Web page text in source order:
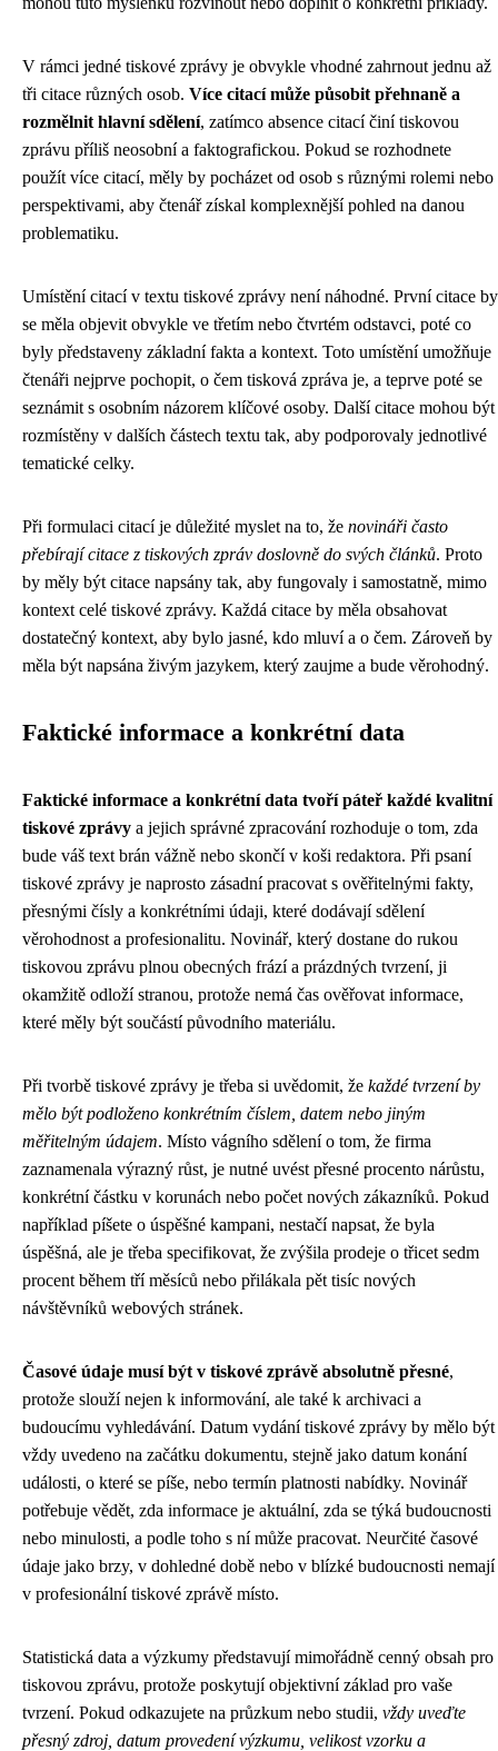
V rámci jedné tiskové zprávy je obvykle vhodné zahrnout jednu až
tři citace různých osob. Více citací může působit přehnaně a
rozmělnit hlavní sdělení, zatímco absence citací činí tiskovou
zprávu příliš neosobní a faktografickou. Pokud se rozhodnete
použít více citací, měly by pocházet od osob s různými rolemi nebo
perspektivami, aby čtenář získal komplexnější pohled na danou
problematiku.
Umístění citací v textu tiskové zprávy není náhodné. První citace by
se měla objevit obvykle ve třetím nebo čtvrtém odstavci, poté co
byly představeny základní fakta a kontext. Toto umístění umožňuje
čtenáři nejprve pochopit, o čem tisková zpráva je, a teprve poté se
seznámit s osobním názorem klíčové osoby. Další citace mohou být
rozmístěny v dalších částech textu tak, aby podporovaly jednotlivé
tematické celky.
Při formulaci citací je důležité myslet na to, že novináři často
přebírají citace z tiskových zpráv doslovně do svých článků. Proto
by měly být citace napsány tak, aby fungovaly i samostatně, mimo
kontext celé tiskové zprávy. Každá citace by měla obsahovat
dostatečný kontext, aby bylo jasné, kdo mluví a o čem. Zároveň by
měla být napsána živým jazykem, který zaujme a bude věrohodný.
Faktické informace a konkrétní data
Faktické informace a konkrétní data tvoří páteř každé kvalitní
tiskové zprávy a jejich správné zpracování rozhoduje o tom, zda
bude váš text brán vážně nebo skončí v koši redaktora. Při psaní
tiskové zprávy je naprosto zásadní pracovat s ověřitelnými fakty,
přesnými čísly a konkrétními údaji, které dodávají sdělení
věrohodnost a profesionalitu. Novinář, který dostane do rukou
tiskovou zprávu plnou obecných frází a prázdných tvrzení, ji
okamžitě odloží stranou, protože nemá čas ověřovat informace,
které měly být součástí původního materiálu.
Při tvorbě tiskové zprávy je třeba si uvědomit, že každé tvrzení by
mělo být podloženo konkrétním číslem, datem nebo jiným
měřitelným údajem. Místo vágního sdělení o tom, že firma
zaznamenala výrazný růst, je nutné uvést přesné procento nárůstu,
konkrétní částku v korunách nebo počet nových zákazníků. Pokud
například píšete o úspěšné kampani, nestačí napsat, že byla
úspěšná, ale je třeba specifikovat, že zvýšila prodeje o třicet sedm
procent během tří měsíců nebo přilákala pět tisíc nových
návštěvníků webových stránek.
Časové údaje musí být v tiskové zprávě absolutně přesné,
protože slouží nejen k informování, ale také k archivaci a
budoucímu vyhledávání. Datum vydání tiskové zprávy by mělo být
vždy uvedeno na začátku dokumentu, stejně jako datum konání
události, o které se píše, nebo termín platnosti nabídky. Novinář
potřebuje vědět, zda informace je aktuální, zda se týká budoucnosti
nebo minulosti, a podle toho s ní může pracovat. Neurčité časové
údaje jako brzy, v dohledné době nebo v blízké budoucnosti nemají
v profesionální tiskové zprávě místo.
Statistická data a výzkumy představují mimořádně cenný obsah pro
tiskovou zprávu, protože poskytují objektivní základ pro vaše
tvrzení. Pokud odkazujete na průzkum nebo studii, vždy uveďte
přesný zdroj, datum provedení výzkumu, velikost vzorku a